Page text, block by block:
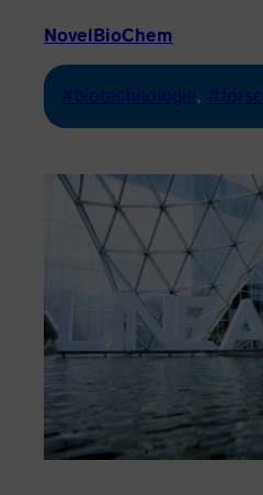
NovelBioChem
#biotechnologie,